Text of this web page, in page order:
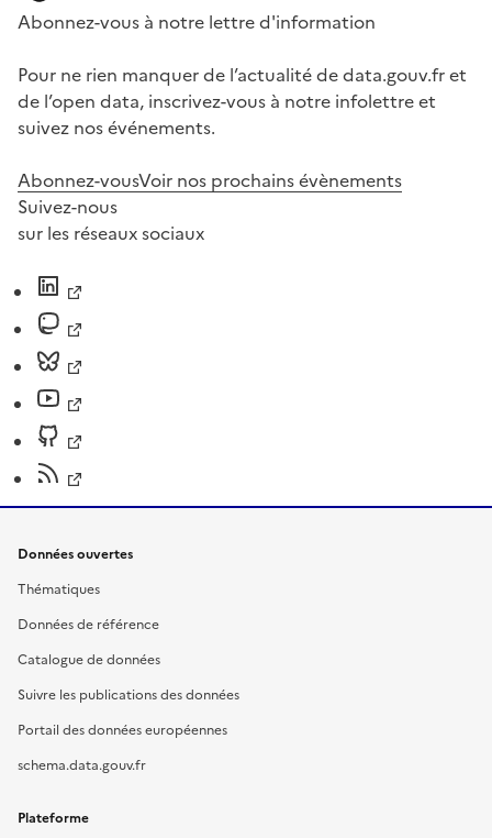
Abonnez-vous à notre lettre d'information
Pour ne rien manquer de l’actualité de data.gouv.fr et
de l’open data, inscrivez-vous à notre infolettre et
suivez nos événements.
Abonnez-vousVoir nos prochains évènements
Suivez-nous
sur les réseaux sociaux
Données ouvertes
Thématiques
Données de référence
Catalogue de données
Suivre les publications des données
Portail des données européennes
schema.data.gouv.fr
Plateforme